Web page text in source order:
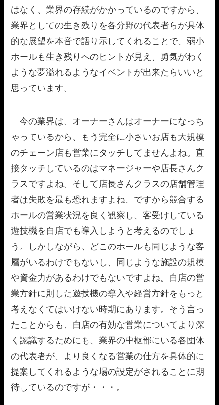
はなく、業界の存続がかかっているのですから、
業界としての生き残りを各分野の代表者らが具体
的な展望を本音で語り示してくれることで、弱小
ホールも生き残りへのヒントが見え、勇気がわく
ような夢溢れるようなイベントが出来たらいいと
思っています。
今の業界は、オーナーさんはオーナーになっち
ゃっているから、もう完全に小さいお店も大規模
のチェーン店も営業にタッチしてませんよね。直
接タッチしているのはマネージャーや店長さんク
ラスですよね。そして店長さんクラスの店舗管理
者は失敗を最も恐れますよね。ですから競合する
ホールの営業状況を良く観察し、客受けしている
遊技機を自店でも導入しようと考えるのでしょ
う。しかしながら、どこのホールも同じような客
層がいるわけでもないし、同じような施設の規模
や資金力があるわけでもないですよね。自店の営
業方針に則した遊技機の導入や経営方針をもっと
考えなくてはいけない時期にあります。そう言っ
たことからも、自店の有効な営業についてより深
く認識するためにも、業界の中枢部にいる各団体
の代表者が、より良くなる営業の仕方を具体的に
提案してくれるような場の設定がされることに期
待しているのですが・・・。